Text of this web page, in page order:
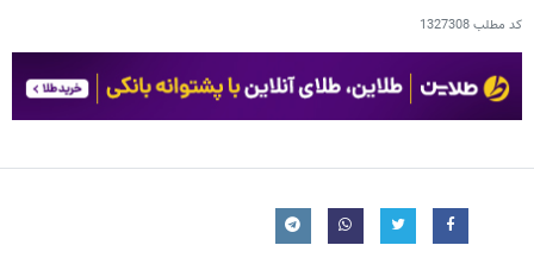
کد مطلب1327308